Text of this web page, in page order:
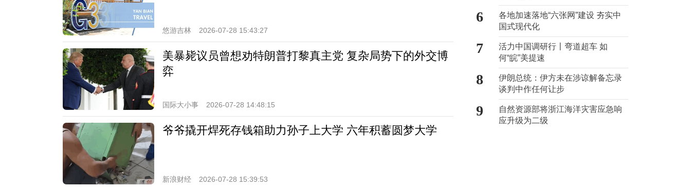
悠游吉林 2026-07-28 15:43:27
美暴毙议员曾想劝特朗普打黎真主党 复杂局势下的外交博
弈
国际大小事 2026-07-28 14:48:15
爷爷撬开焊死存钱箱助力孙子上大学 六年积蓄圆梦大学
新浪财经 2026-07-28 15:39:53
6
各地加速落地“六张网”建设 夯实中
国式现代化
7
活力中国调研行丨弯道超车 如
何“皖”美提速
8
伊朗总统：伊方未在涉谅解备忘录
谈判中作任何让步
9
自然资源部将浙江海洋灾害应急响
应升级为二级